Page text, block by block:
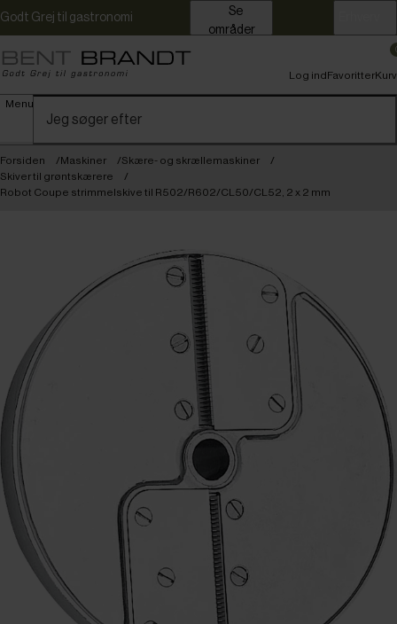
Godt Grej til gastronomi
områder
Menu
Log indFavoritterKurv
Forsiden Maskiner
Skære- og skrællemaskiner
Skiver til grøntskærere
Robot Coupe strimmelskive til R502/R602/CL50/CL52, 2 x 2 mm